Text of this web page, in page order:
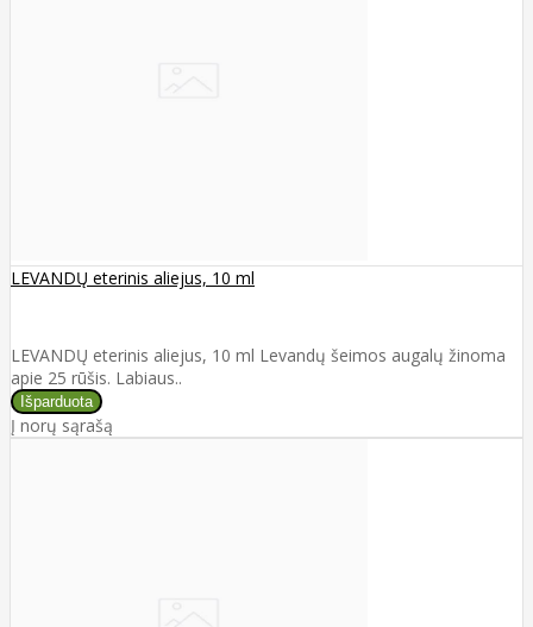
LEVANDŲ eterinis aliejus, 10 ml
LEVANDŲ eterinis aliejus, 10 ml Levandų šeimos augalų žinoma
apie 25 rūšis. Labiaus..
Į norų sąrašą